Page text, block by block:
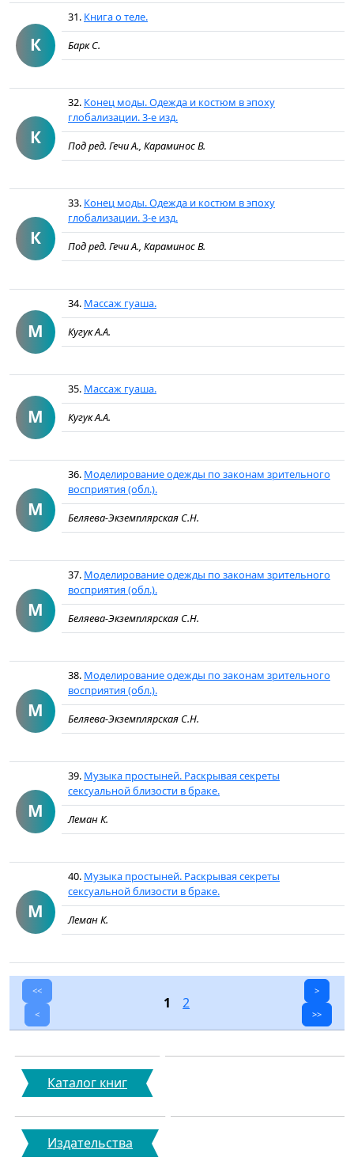
К
31. Книга о теле.
Барк С.
К
32. Конец моды. Одежда и костюм в эпоху
глобализации. 3-е изд.
Под ред. Гечи А., Караминос В.
К
33. Конец моды. Одежда и костюм в эпоху
глобализации. 3-е изд.
Под ред. Гечи А., Караминос В.
М
34. Массаж гуаша.
Кугук А.А.
М
35. Массаж гуаша.
Кугук А.А.
М
36. Моделирование одежды по законам зрительного
восприятия (обл.).
Беляева-Экземплярская С.Н.
М
37. Моделирование одежды по законам зрительного
восприятия (обл.).
Беляева-Экземплярская С.Н.
М
38. Моделирование одежды по законам зрительного
восприятия (обл.).
Беляева-Экземплярская С.Н.
М
39. Музыка простыней. Раскрывая секреты
сексуальной близости в браке.
Леман К.
М
40. Музыка простыней. Раскрывая секреты
сексуальной близости в браке.
Леман К.
<<
<
1 2
>
>>
Каталог книг
Издательства